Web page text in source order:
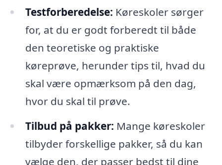
Testforberedelse: Køreskoler sørger
for, at du er godt forberedt til både
den teoretiske og praktiske
køreprøve, herunder tips til, hvad du
skal være opmærksom på den dag,
hvor du skal til prøve.
Tilbud på pakker: Mange køreskoler
tilbyder forskellige pakker, så du kan
vælge den, der passer bedst til dine